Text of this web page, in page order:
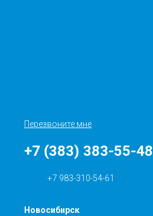
Перезвоните мне
+7 (383) 383-55-48
+7 983-310-54-61
Новосибирск